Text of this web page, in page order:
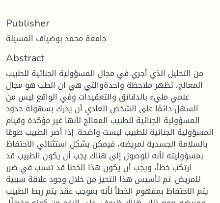
Publisher
جامعة محمد بوضياف المسيلة
Abstract
من التحليل الذي أجري في مجال المسؤولية الجنائية للطبيب
المعالج، تظهر ملاحظة واحدةوالتي هي ان الطب هو مجال
علمي مليء بالدقائق والتعقيدات وفي الواقع ليس من
السهل دائمًا على الشخص العادي أن يدرك بسهولة حدود
المسؤولية الجنائية للطبيب المعالج لأنها غير مؤكدة وقيام
المسؤولية الجنائية للطبيب ليست واضحة. إذا أضر الطبيب طوعًا
بالسلامة الجسدية لمريضه، فيمكن بشكل استثنائي الاحتفاظ
بمسؤوليته لأنه للوصول إلى هناك يجب أن يكون الطبيب قد
ارتكب خطأ، ويجب أن يكون هذا الخطأ قد تسبب في ضرر
للمريض. تم تأسيس هذا التحيز من خلال وجود علاقة سببية.
يتم الاحتفاظ بمفهوم الخطأ لأنه بموجب عقد يتم ربط الطبيب